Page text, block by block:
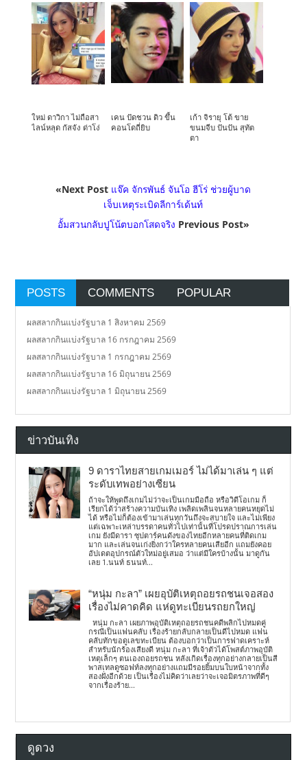
ใหม่ ดาวิกา ไม่ถือสา
ไลน์หลุด กัสจัง ด่าโง่
เคน ปัดชวน ดิว ขึ้น
คอนโดถี่ยิบ
เก้า จิรายุ โต้ ขาย
ขนมจีบ ปันปัน สุทัต
ตา
«Next Post แจ๊ค จักรพันธ์ จันโอ ฮีโร่ ช่วยผู้บาด
เจ็บเหตุระเบิดลีการ์เด้นท์
อั้มสวนกลับปูโน้ตบอกโสดจริง Previous Post»
POSTS COMMENTS POPULAR
ผลสลากกินแบ่งรัฐบาล 1 สิงหาคม 2569
ผลสลากกินแบ่งรัฐบาล 16 กรกฎาคม 2569
ผลสลากกินแบ่งรัฐบาล 1 กรกฎาคม 2569
ผลสลากกินแบ่งรัฐบาล 16 มิถุนายน 2569
ผลสลากกินแบ่งรัฐบาล 1 มิถุนายน 2569
ข่าวบันเทิง
9 ดาราไทยสายเกมเมอร์ ไม่ได้มาเล่น ๆ แต่
ระดับเทพอย่างเซียน
ถ้าจะให้พูดถึงเกมไม่ว่าจะเป็นเกมมือถือ หรือวิดีโอเกม ก็
เรียกได้ว่าสร้างความบันเทิง เพลิดเพลินจนหลายคนหยุดไม่
ได้ หรือไม่ก็ต้องเข้ามาเล่นทุกวันถึงจะสบายใจ และไม่เพียง
แต่เฉพาะเหล่าบรรดาคนทั่วไปเท่านั้นที่โปรดปราณการเล่น
เกม ยังมีดารา ซุปตาร์คนดังของไทยอีกหลายคนที่ติดเกม
มาก และเล่นจนเก่งยิ่งกว่าใครหลายคนเสียอีก แถมยังคอย
อัปเดตอุปกรณ์ตัวใหม่อยู่เสมอ ว่าแต่มีใครบ้างนั้น มาดูกัน
เลย 1.นนท์ ธนนท์...
“หนุ่ม กะลา” เผยอุบัติเหตุถอยรถชนเจอสอง
เรื่องไม่คาดคิด แห่ดูทะเบียนรถยกใหญ่
หนุ่ม กะลา เผยภาพอุบัติเหตุถอยรถชนคดีพลิกไปหมดคู่
กรณีเป็นแฟนคลับ เรื่องร้ายกลับกลายเป็นดีไปหมด แฟน
คลับทักขอดูเลขทะเบียน ต้องบอกว่าเป็นการฟาดเคราะห์
สำหรับนักร้องเสียงดี หนุ่ม กะลา ที่เจ้าตัวได้โพสต์ภาพอุบัติ
เหตุเล็กๆ ตนเองถอยรถชน หลังเกิดเรื่องทุกอย่างกลายเป็นสี
พาสเทลดูซอฟท์ลงทุกอย่างแถมมีรอยยิ้มบนใบหน้าจากทั้ง
สองฝั่งอีกด้วย เป็นเรื่องไม่คิดว่าเลยว่าจะเจอมิตรภาพที่ดีๆ
จากเรื่องร้าย...
ดูดวง